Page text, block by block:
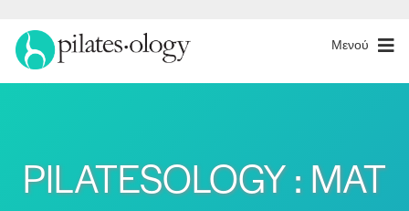
Μενού
PILATESOLOGY : MAT